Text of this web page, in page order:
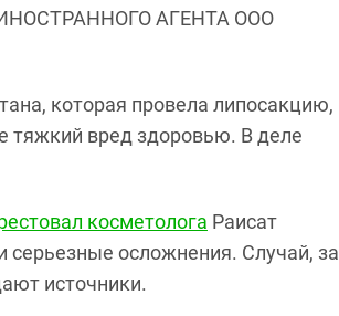
АГЕНТА ООО
которая провела липосакцию,
тяжкий вред здоровью. В деле
косметолога Раисат
серьезные осложнения. Случай, за
источники.